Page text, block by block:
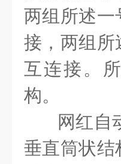
两组所述一
接，两组所
互连接。
构。
网红自
垂直筒状结